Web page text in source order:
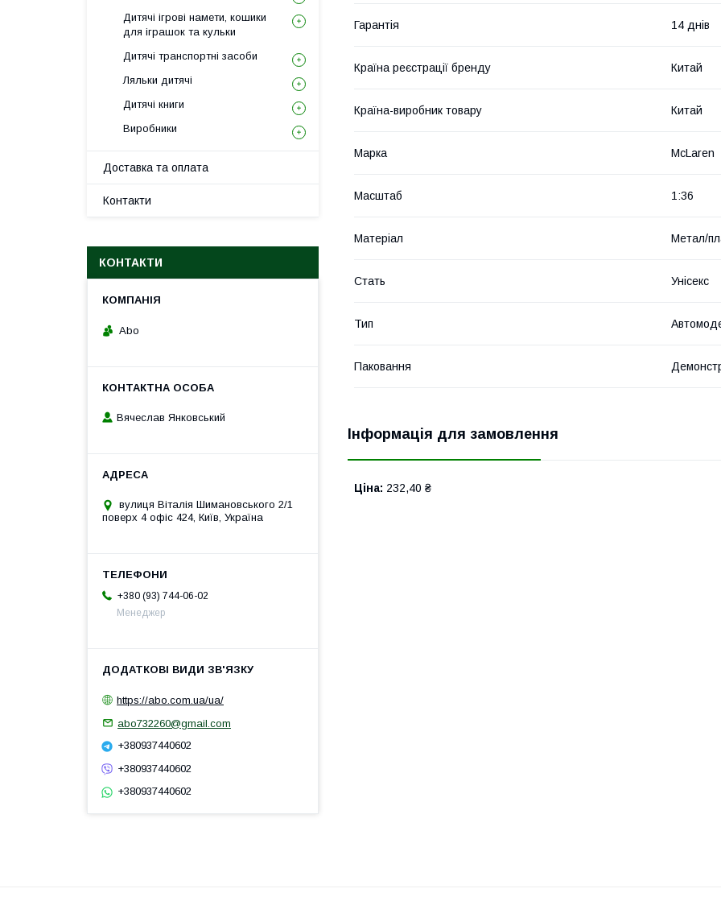
Гарантія 14 днів
Країна реєстрації бренду Китай
Країна-виробник товару Китай
Марка McLaren
Масштаб 1:36
Матеріал Метал/
Стать Унісекс
Тип
Паковання
Інформація для замовлення
Ціна: 232,40 ₴
Дитячі ігрові намети, кошики
для іграшок та кульки
Дитячі транспортні засоби
Ляльки дитячі
Дитячі книги
Виробники
Доставка та оплата
Контакти
КОНТАКТИ
Abo
Вячеслав Янковський
вулиця Віталія Шимановського 2/1
поверх 4 офіс 424, Київ, Україна
+380 (93) 744-06-02
Менеджер
https://abo.com.ua/ua/
abo732260@gmail.com
+380937440602
+380937440602
+380937440602